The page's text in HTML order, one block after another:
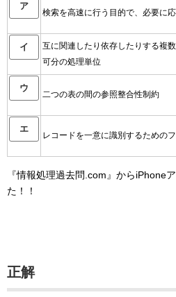
ア
検索を高速に行う目的で、必要に
イ
互に関連したり依存したりする複
可分の処理単位
ウ
二つの表の間の参照整合性制約
エ
レコードを一意に識別するための
『情報処理過去問.com』からiPhone
た！！
正解